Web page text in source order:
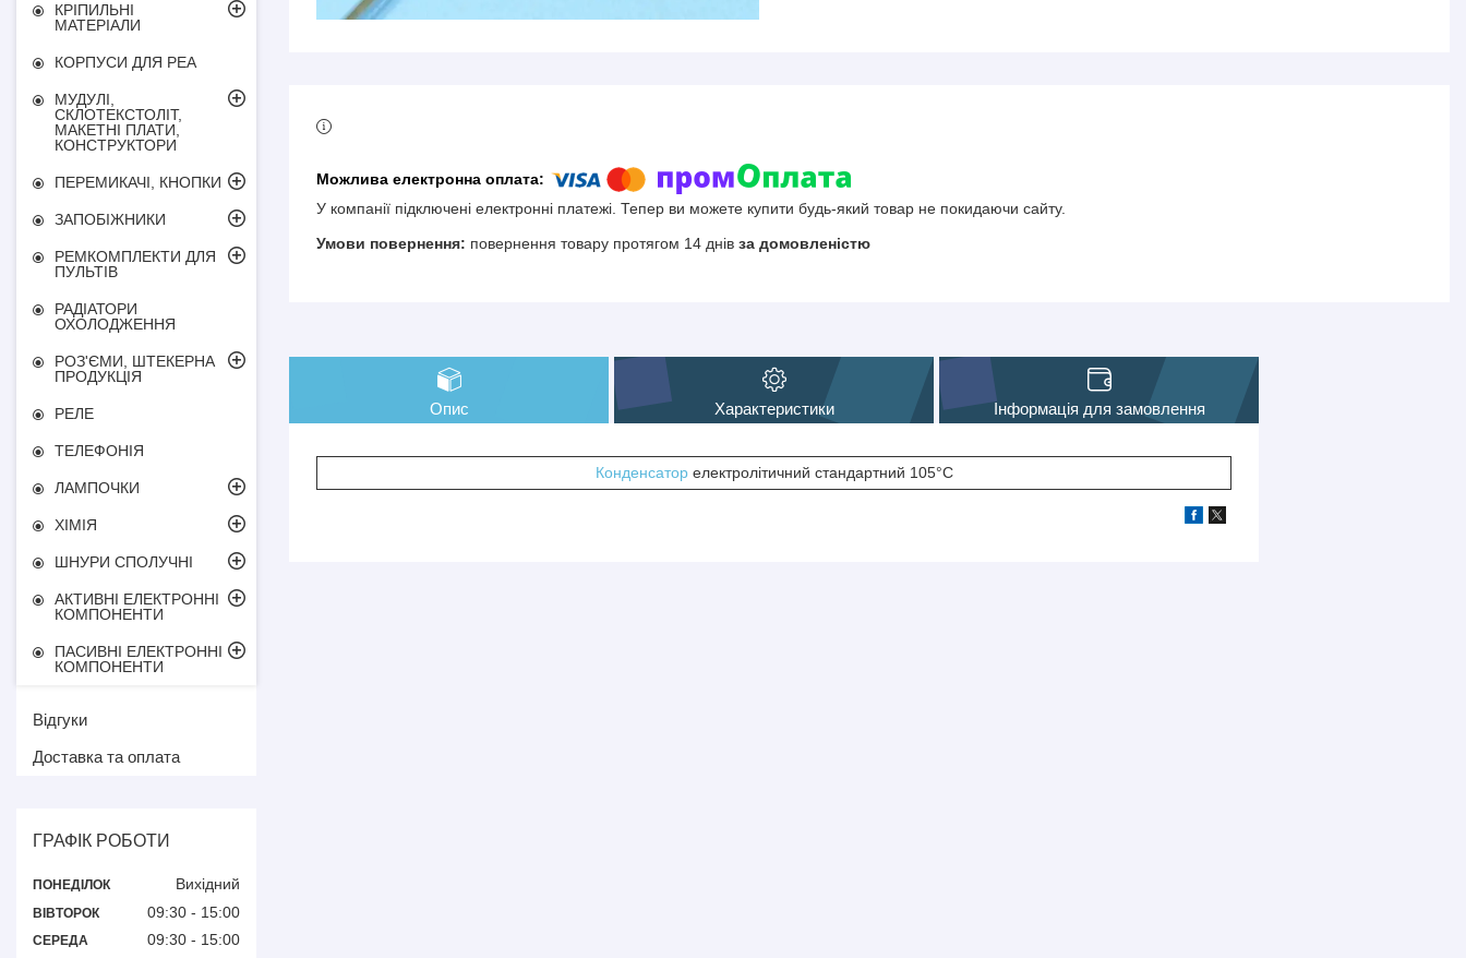
У компанії підключені електронні платежі. Тепер ви можете купити будь-який товар не покидаючи сайту.
повернення товару протягом 14 днів за домовленістю
Опис Характеристики Інформація для замовлення
Конденсаторелектролітичний стандартний 105°С
КРІПИЛЬНІ
МАТЕРІАЛИ
КОРПУСИ ДЛЯ РЕА
МУДУЛІ,
СКЛОТЕКСТОЛІТ,
МАКЕТНІ ПЛАТИ,
КОНСТРУКТОРИ
ПЕРЕМИКАЧІ, КНОПКИ
ЗАПОБІЖНИКИ
РЕМКОМПЛЕКТИ ДЛЯ
ПУЛЬТІВ
РАДІАТОРИ
ОХОЛОДЖЕННЯ
РОЗ'ЄМИ, ШТЕКЕРНА
ПРОДУКЦІЯ
РЕЛЕ
ТЕЛЕФОНІЯ
ЛАМПОЧКИ
ХІМІЯ
ШНУРИ СПОЛУЧНІ
АКТИВНІ ЕЛЕКТРОННІ
КОМПОНЕНТИ
ПАСИВНІ ЕЛЕКТРОННІ
КОМПОНЕНТИ
Відгуки
Доставка та оплата
ГРАФІК РОБОТИ
ПОНЕДІЛОК Вихідний
ВІВТОРОК 09:30 15:00
СЕРЕДА 09:30 15:00